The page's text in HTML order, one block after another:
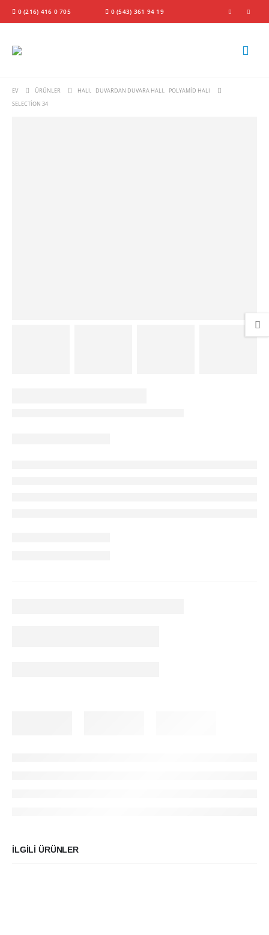
0 (216) 416 0 705 0 (543) 361 94 19
EV ÜRÜNLER HALI, DUVARDAN DUVARA HALI,
POLYAMID HALI
SELECTION 34
İLGILI ÜRÜNLER